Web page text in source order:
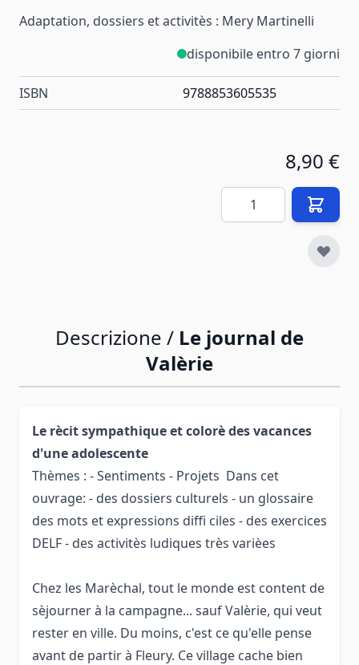
Adaptation, dossiers et activitès : Mery Martinelli
disponibile entro 7 giorni
ISBN 9788853605535
8,90 €
Quantità
Descrizione / Le journal de
Valèrie
Le rècit sympathique et colorè des vacances
d'une adolescente
Thèmes : - Sentiments - Projets Dans cet
ouvrage: - des dossiers culturels - un glossaire
des mots et expressions diffi ciles - des exercices
DELF - des activitès ludiques très varièes
Chez les Marèchal, tout le monde est content de
sèjourner à la campagne... sauf Valèrie, qui veut
rester en ville. Du moins, c'est ce qu'elle pense
avant de partir à Fleury. Ce village cache bien